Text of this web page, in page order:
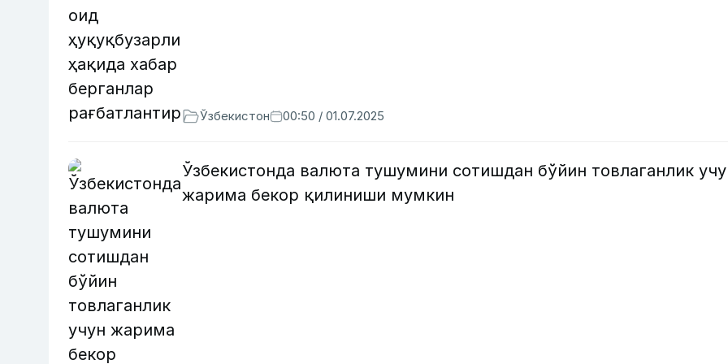
Ўзбекистон 00:50 / 01.07.2025
Ўзбекистонда валюта тушумини сотишдан бўйин товлаганлик
жарима бекор қилиниши мумкин